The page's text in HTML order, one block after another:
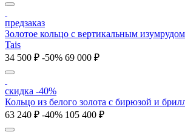
предзаказ
Золотое кольцо с вертикальным
Tais
34 500 ₽ -50% 69 000 ₽
скидка -40%
Кольцо из белого золота с бирюзой и
63 240 ₽ -40% 105 400 ₽